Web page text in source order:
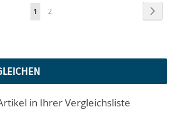
Seite
Sie
1 Seite
2
in Ihrer Vergleichsliste